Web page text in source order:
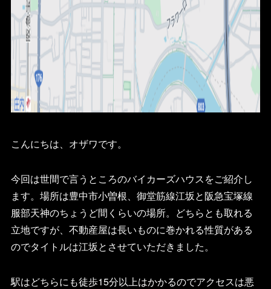
こんにちは、オザワです。
今回は世間で言うところのバイカーズハウスをご紹介し
ます。場所は豊中市小曽根、御堂筋線江坂と阪急宝塚線
服部天神のちょうど間くらいの場所。どちらとも取れる
立地ですが、不動産屋は長いものに巻かれる性質がある
のでタイトルは江坂とさせていただきました。
駅はどちらにも徒歩15分以上はかかるのでアクセスは悪